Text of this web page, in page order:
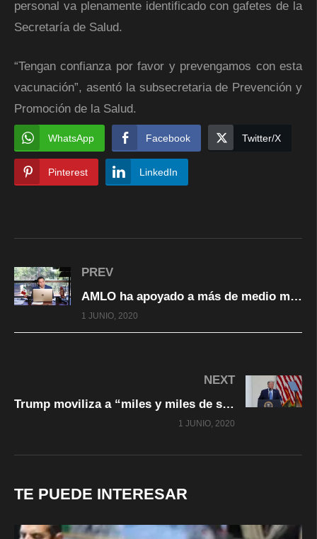
personal va plenamente identificado con gafetes de la
Secretaría de Salud.
“Tengan confianza por favor y prevengamos con esta
vacunación”, asentó la subsecretaria de Prevención y
Promoción de la Salud.
WhatsApp Facebook Twitter/X
Pinterest LinkedIn
PREV
AMLO ha apoyado a más de medio millón de chihuahuenses: Cruz Pérez Cuéllar
1 JUNIO, 2020
NEXT
Trump moviliza a “miles y miles de soldados fuertemente armados, militares y agentes del orden público” para detener disturbios y saqueos
1 JUNIO, 2020
TE PUEDE INTERESAR